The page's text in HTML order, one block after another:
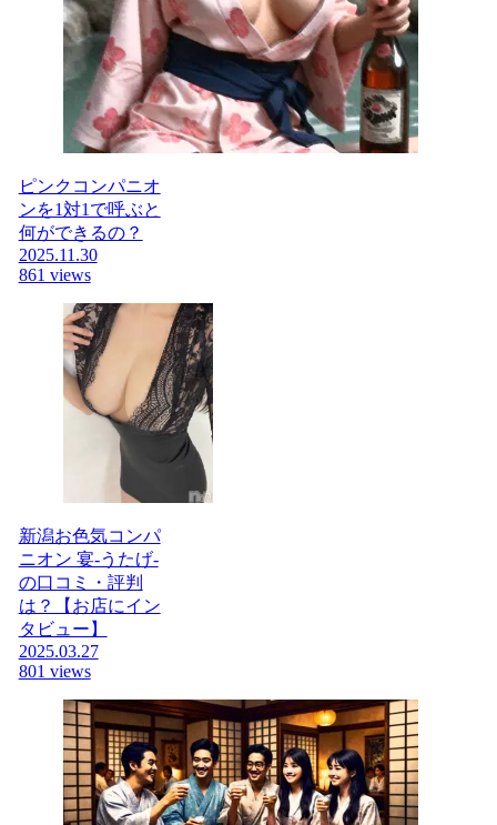
ピンクコンパニオ
ンを1対1で呼ぶと
何ができるの？
2025.11.30
861 views
新潟お色気コンパ
ニオン 宴-うたげ-
の口コミ・評判
は？【お店にイン
タビュー】
2025.03.27
801 views